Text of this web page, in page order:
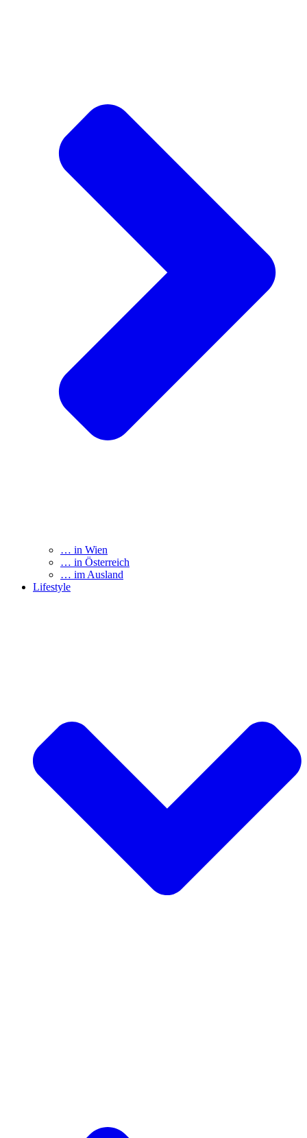
… in Wien
… in Österreich
… im Ausland
Lifestyle